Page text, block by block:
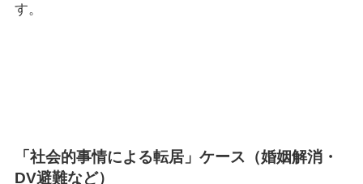
す。
「社会的事情による転居」ケース（婚姻解消・
DV避難など）